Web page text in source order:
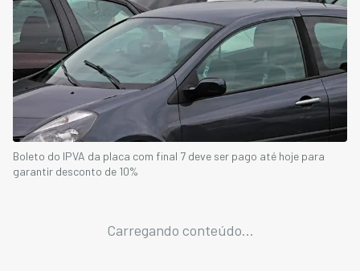
Boleto do IPVA da placa com final 7 deve ser pago até hoje para
garantir desconto de 10%
Carregando conteúdo...